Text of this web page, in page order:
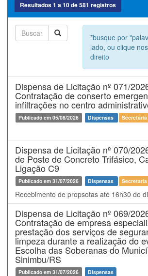
Resultados1 a10de581 registros
*busque por
lado, ou clique
direito
Dispensa de Licitação nº 071/
Contratação de conserto
infiltrações no centro
Publicado em 05/08/2026 Dispensas
Dispensa de Licitação nº 070/
de Poste de Concreto Trifásico,
Ligação C9
Publicado em 31/07/2026 Dispensas Secretaria
Recebimento de propsotas até 16h30 do
Dispensa de Licitação nº 069/
Contratação de empresa
prestação dos serviços de
limpeza durante a realização do
Escolha das Soberanas do
Sinimbu/RS
Publicado em 31/07/2026
Dispensas